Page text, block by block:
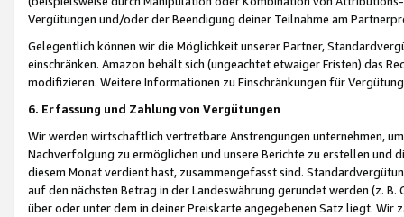
Vergütungen und/oder der Beendigung deiner Teilnahme am
Gelegentlich können wir die Möglichkeit unserer Partner,
einschränken. Amazon behält sich (ungeachtet etwaiger Fristen) das
modifizieren. Weitere Informationen zu Einschränkungen für
6. Erfassung und Zahlung von Vergütungen
Wir werden wirtschaftlich vertretbare Anstrengungen unternehmen,
Nachverfolgung zu ermöglichen und unsere Berichte zu erstellen und
diesem Monat verdient hast, zusammengefasst sind.
auf den nächsten Betrag in der Landeswährung gerundet werden (z.
über oder unter dem in deiner Preiskarte angegebenen Satz liegt.